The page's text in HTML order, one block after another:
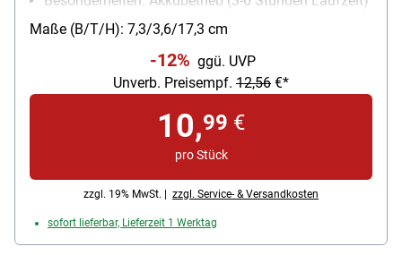
/ kompakt und tragbar (nur 158 g) / abnehmbarer
Standfuß als Smartphonehalterung verwendbar /
LED-Display mit Akkustand / leiser und bürstenloser
Motor / Akku: 1200 mAh / Aufladen per USB Typ C
Maße (B/T/H): 7,3/3,6/17,3 cm
-12% ggü. UVP
Unverb. Preisempf. 12,56 €*
10,99 €
pro Stück
zzgl. 19% MwSt. | zzgl. Service- & Versandkosten
sofort lieferbar, Lieferzeit 1 Werktag